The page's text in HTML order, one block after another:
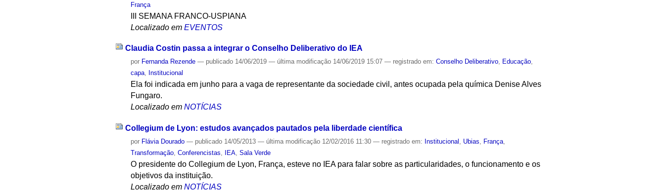
França
III SEMANA FRANCO-USPIANA
Localizado em EVENTOS
Claudia Costin passa a integrar o Conselho Deliberativo do IEA
por Fernanda Rezende — publicado 14/06/2019— última modificação 14/06/2019 15:07— registrado em:Conselho Deliberativo, Educação,
capa, Institucional
Ela foi indicada em junho para a vaga de representante da sociedade civil, antes ocupada pela química Denise Alves
Fungaro.
Localizado em NOTÍCIAS
Collegium de Lyon: estudos avançados pautados pela liberdade científica
por Flávia Dourado — publicado 14/05/2013— última modificação 12/02/2016 11:30— registrado em: Institucional , Ubias, França,
Transformação,Conferencistas, IEA,Sala Verde
O presidente do Collegium de Lyon, França, esteve no IEA para falar sobre as particularidades, o funcionamento e os
objetivos da instituição.
Localizado em NOTÍCIAS